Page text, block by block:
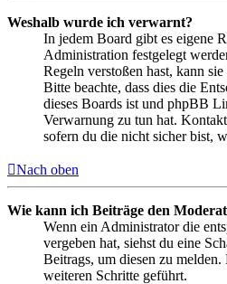
Weshalb wurde ich verwarnt?
In jedem Board gibt es eigene
Administration festgelegt
Regeln verstoßen hast, kann
Bitte beachte, dass dies die
dieses Boards ist und phpBB
Verwarnung zu tun hat.
sofern du die nicht sicher bist,
Nach oben
Wie kann ich Beiträge den
Wenn ein Administrator die
vergeben hat, siehst du eine
Beitrags, um diesen zu
weiteren Schritte geführt.